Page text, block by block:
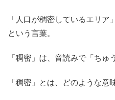
「人口が稠密しているエリア
という言葉。
「稠密」は、音読みで「ちゅ
「稠密」とは、どのような意